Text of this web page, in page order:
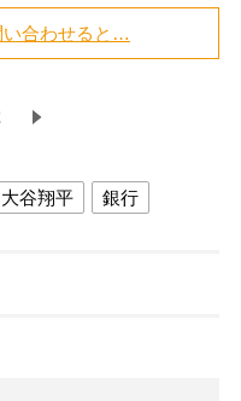
い合わせると…
大谷翔平 銀行